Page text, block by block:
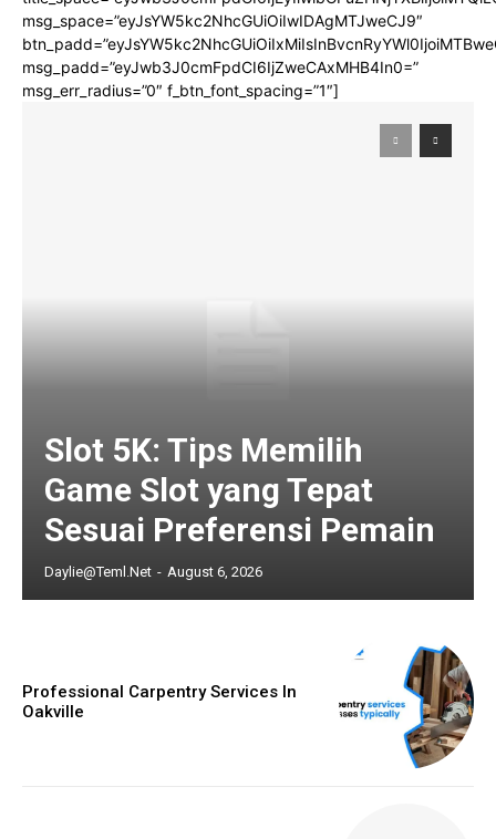
msg_space=”eyJsYW5kc2NhcGUiOiIwIDAgMTJweCJ9″
msg_padd=”eyJwb3J0cmFpdCI6IjZweCAxMHB4In0=”
msg_err_radius=”0″ f_btn_font_spacing=”1″]
Slot 5K: Tips Memilih
Game Slot yang Tepat
Sesuai Preferensi Pemain
Daylie@teml.net - August 6, 2026
Professional Carpentry Services In
Oakville